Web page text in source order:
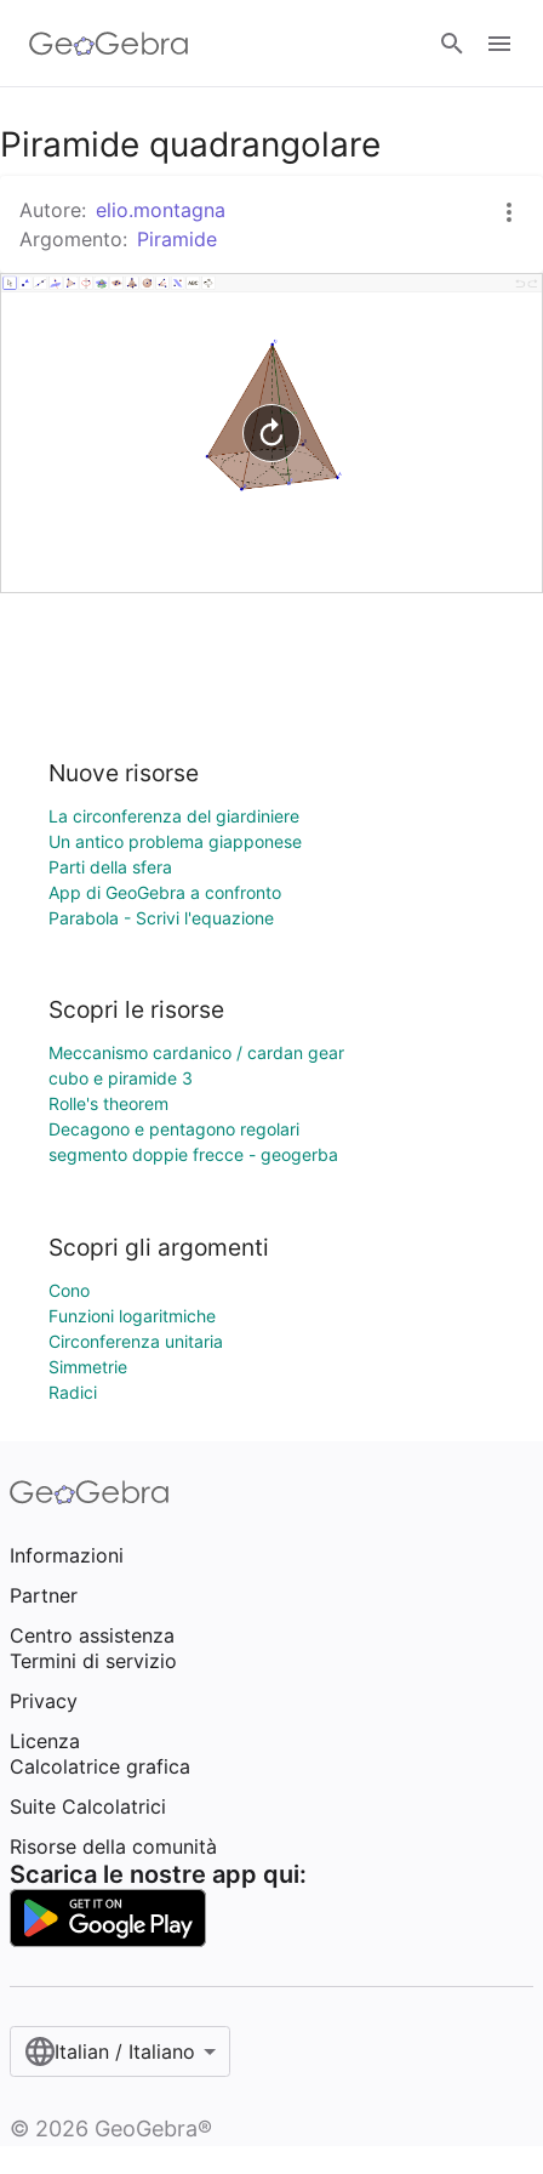
Google Classroom
GeoGebra Classroom
Piramide quadrangolare
Autore: elio.montagna
Argomento: Piramide
Nuove risorse
La circonferenza del giardiniere
Un antico problema giapponese
Parti della sfera
App di GeoGebra a confronto
Parabola - Scrivi l'equazione
Scopri le risorse
Meccanismo cardanico / cardan gear
cubo e piramide 3
Rolle's theorem
Decagono e pentagono regolari
segmento doppie frecce - geogerba
Scopri gli argomenti
Cono
Funzioni logaritmiche
Circonferenza unitaria
Simmetrie
Radici
Informazioni
Partner
Centro assistenza
Termini di servizio
Privacy
Licenza
Calcolatrice grafica
Suite Calcolatrici
Risorse della comunità
Scarica le nostre app qui:
Italian / Italiano‎
© 2026 GeoGebra®